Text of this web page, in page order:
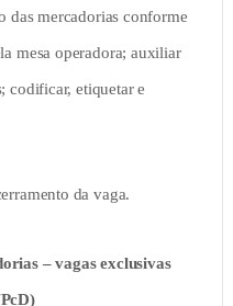
das mercadorias conforme
mesa operadora; auxiliar
codificar, etiquetar e
da vaga.
– vagas exclusivas